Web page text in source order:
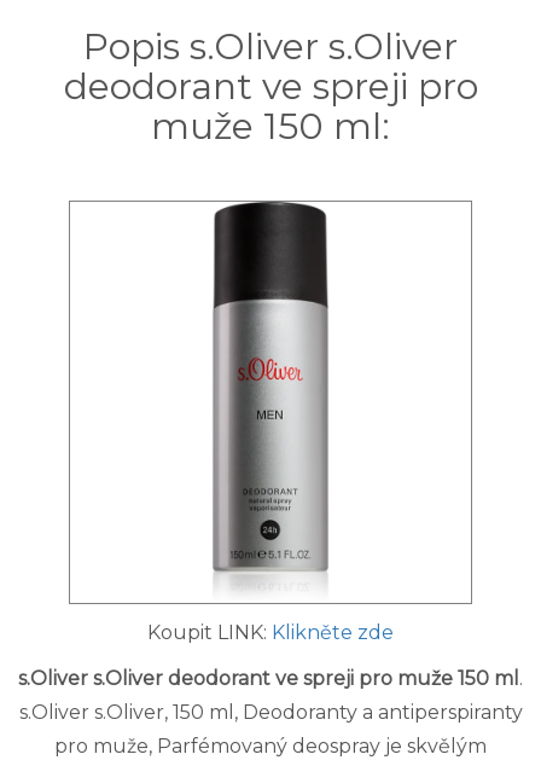
Popis s.Oliver s.Oliver
deodorant ve spreji pro
muže 150 ml:
Koupit LINK: Klikněte zde
s.Oliver s.Oliver deodorant ve spreji pro muže 150 ml .
s.Oliver s.Oliver, 150 ml, Deodoranty a antiperspiranty
pro muže, Parfémovaný deospray je skvělým